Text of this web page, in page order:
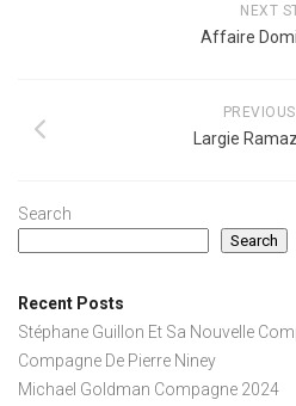
NEXT
Affaire
Largie
Search
Search
Recent Posts
Stéphane Guillon Et Sa Nouvelle
Compagne De Pierre Niney
Michael Goldman Compagne 2024